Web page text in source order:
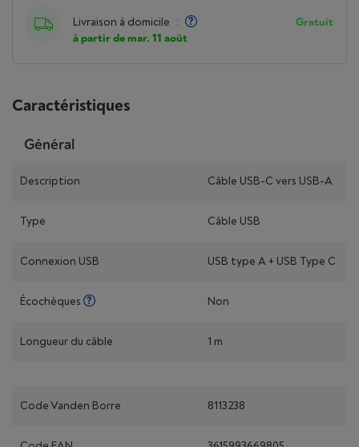
Livraison à domicile :
à partir de mar. 11 août
Gratuit
Caractéristiques
Général
Description Câble USB-C vers USB-A
Type Câble USB
Connexion USB USB type A + USB Type C
Écochèques Non
Longueur du câble 1 m
Code Vanden Borre 8113238